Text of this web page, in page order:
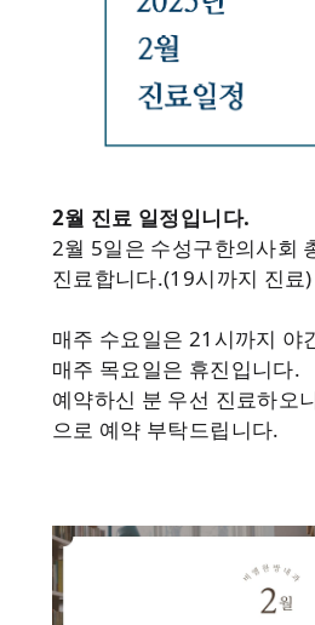
2월 진료 일정입니다.
2월 5일은 수성구한의사회
진료합니다.(19시까지 진료)
매주 수요일은 21시까지 야
매주 목요일은 휴진입니다.
예약하신 분 우선 진료하오
으로 예약 부탁드립니다.